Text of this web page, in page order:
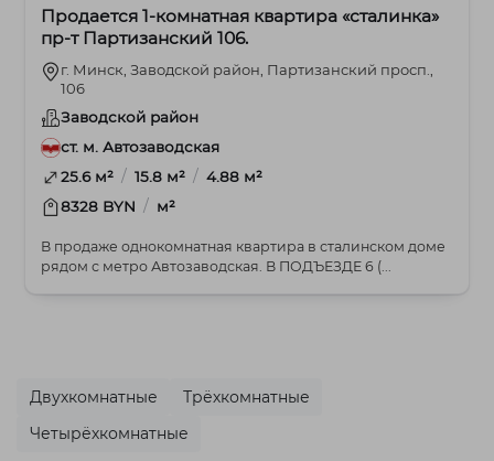
Продается 1-комнатная квартира «сталинка»
пр-т Партизанский 106.
г. Минск, Заводской район, Партизанский просп.,
106
Заводской район
ст. м. Автозаводская
25.6 м² / 15.8 м² / 4.88 м²
8328 BYN / м²
В продаже однокомнатная квартира в сталинском доме
рядом с метро Автозаводская. В ПОДЪЕЗДЕ 6 (...
Двухкомнатные
Трёхкомнатные
Четырёхкомнатные